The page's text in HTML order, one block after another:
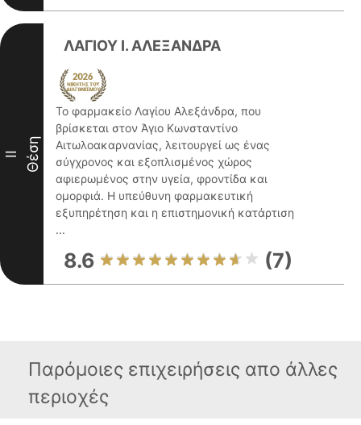
II Θέση
ΛΑΓΙΟΥ Ι. ΑΛΕΞΑΝΔΡΑ
Το φαρμακείο Λαγίου Αλεξάνδρα, που
βρίσκεται στον Άγιο Κωνσταντίνο
Αιτωλοακαρνανίας, λειτουργεί ως ένας
σύγχρονος και εξοπλισμένος χώρος
αφιερωμένος στην υγεία, φροντίδα και
ομορφιά. Η υπεύθυνη φαρμακευτική
εξυπηρέτηση και η επιστημονική κατάρτιση
...
8.6 (7)
Παρόμοιες επιχειρήσεις απο άλλες
περιοχές